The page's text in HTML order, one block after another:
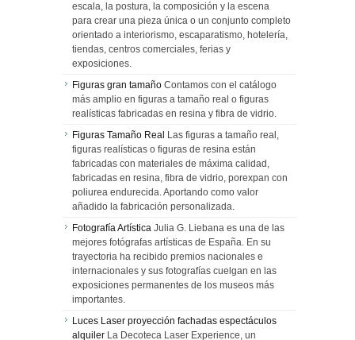
escala, la postura, la composición y la escena
para crear una pieza única o un conjunto completo
orientado a interiorismo, escaparatismo, hotelería,
tiendas, centros comerciales, ferias y
exposiciones.
Figuras gran tamaño Contamos con el catálogo
más amplio en figuras a tamaño real o figuras
realísticas fabricadas en resina y fibra de vidrio.
Figuras Tamaño Real Las figuras a tamaño real,
figuras realísticas o figuras de resina están
fabricadas con materiales de máxima calidad,
fabricadas en resina, fibra de vidrio, porexpan con
poliurea endurecida. Aportando como valor
añadido la fabricación personalizada.
Fotografía Artística Julia G. Liebana es una de las
mejores fotógrafas artísticas de España. En su
trayectoria ha recibido premios nacionales e
internacionales y sus fotografías cuelgan en las
exposiciones permanentes de los museos más
importantes.
Luces Laser proyección fachadas espectáculos
alquiler La Decoteca Laser Experience, un